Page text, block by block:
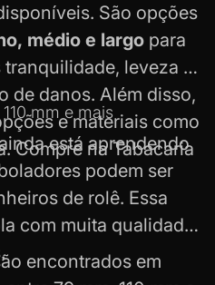
São opções
médio e largo para
leveza e
de danos. Além disso,
e materiais como
Compre na Tabacaria
mm e mais
está aprendendo
podem ser
de rolê. Essa
com muita qualidade
encontrados em